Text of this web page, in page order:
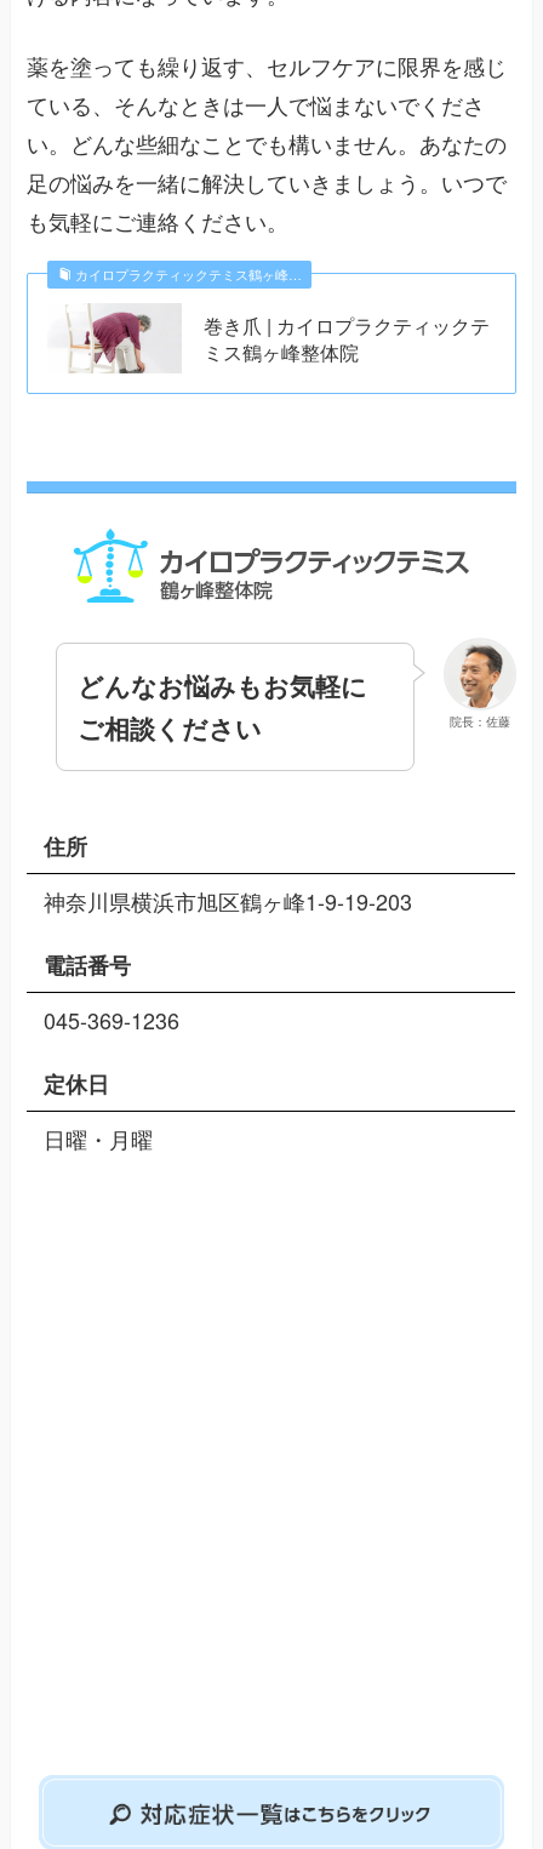
薬を塗っても繰り返す、セルフケアに限界を感じ
ている、そんなときは一人で悩まないでくださ
い。どんな些細なことでも構いません。あなたの
足の悩みを一緒に解決していきましょう。いつで
も気軽にご連絡ください。
カイロプラクティックテミス鶴ヶ峰…
巻き爪 | カイロプラクティックテ
ミス鶴ヶ峰整体院
院長：佐藤
どんなお悩みもお気軽に
ご相談ください
住所
神奈川県横浜市旭区鶴ヶ峰1-9-19-203
電話番号
045-369-1236
定休日
日曜・月曜